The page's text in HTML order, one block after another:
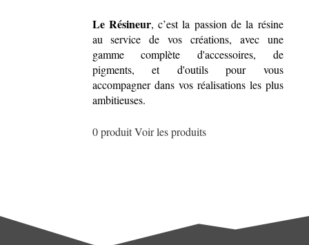
Le Résineur, c’est la passion de la résine
au service de vos créations, avec une
gamme complète d'accessoires, de
pigments, et d'outils pour vous
accompagner dans vos réalisations les plus
ambitieuses.
0 produit Voir les produits